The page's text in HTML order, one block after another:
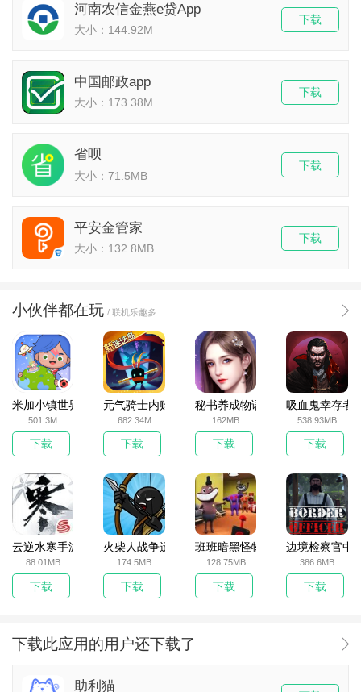
河南农信金燕e贷App
大小：144.92M
下载
中国邮政app
大小：173.38M
下载
省呗
大小：71.5MB
下载
平安金管家
大小：132.8MB
下载
小伙伴都在玩 / 联机乐趣多
米加小镇世界2025官方版
501.3M
下载
元气骑士内购破解版
682.34M
下载
秘书养成物语
162MB
下载
吸血鬼幸存者
538.93MB
下载
云逆水寒手游
88.01MB
下载
火柴人战争遗产无敌版
174.5MB
下载
班班暗黑怪物生存挑战5
128.75MB
下载
边境检察官中
386.6MB
下载
下载此应用的用户还下载了
助利猫